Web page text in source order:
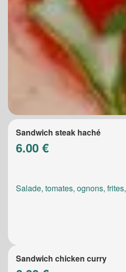
Sandwich steak haché
6.00 €
Salade, tomates, ognons, frites,
Sandwich chicken curry